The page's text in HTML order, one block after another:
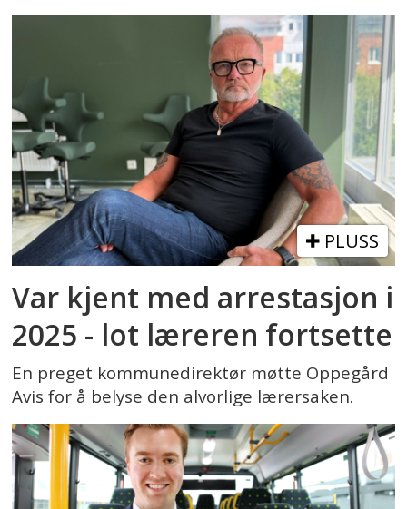
PLUSS
Var kjent med arrestasjon i
2025 - lot læreren fortsette
En preget kommunedirektør møtte Oppegård
Avis for å belyse den alvorlige lærersaken.